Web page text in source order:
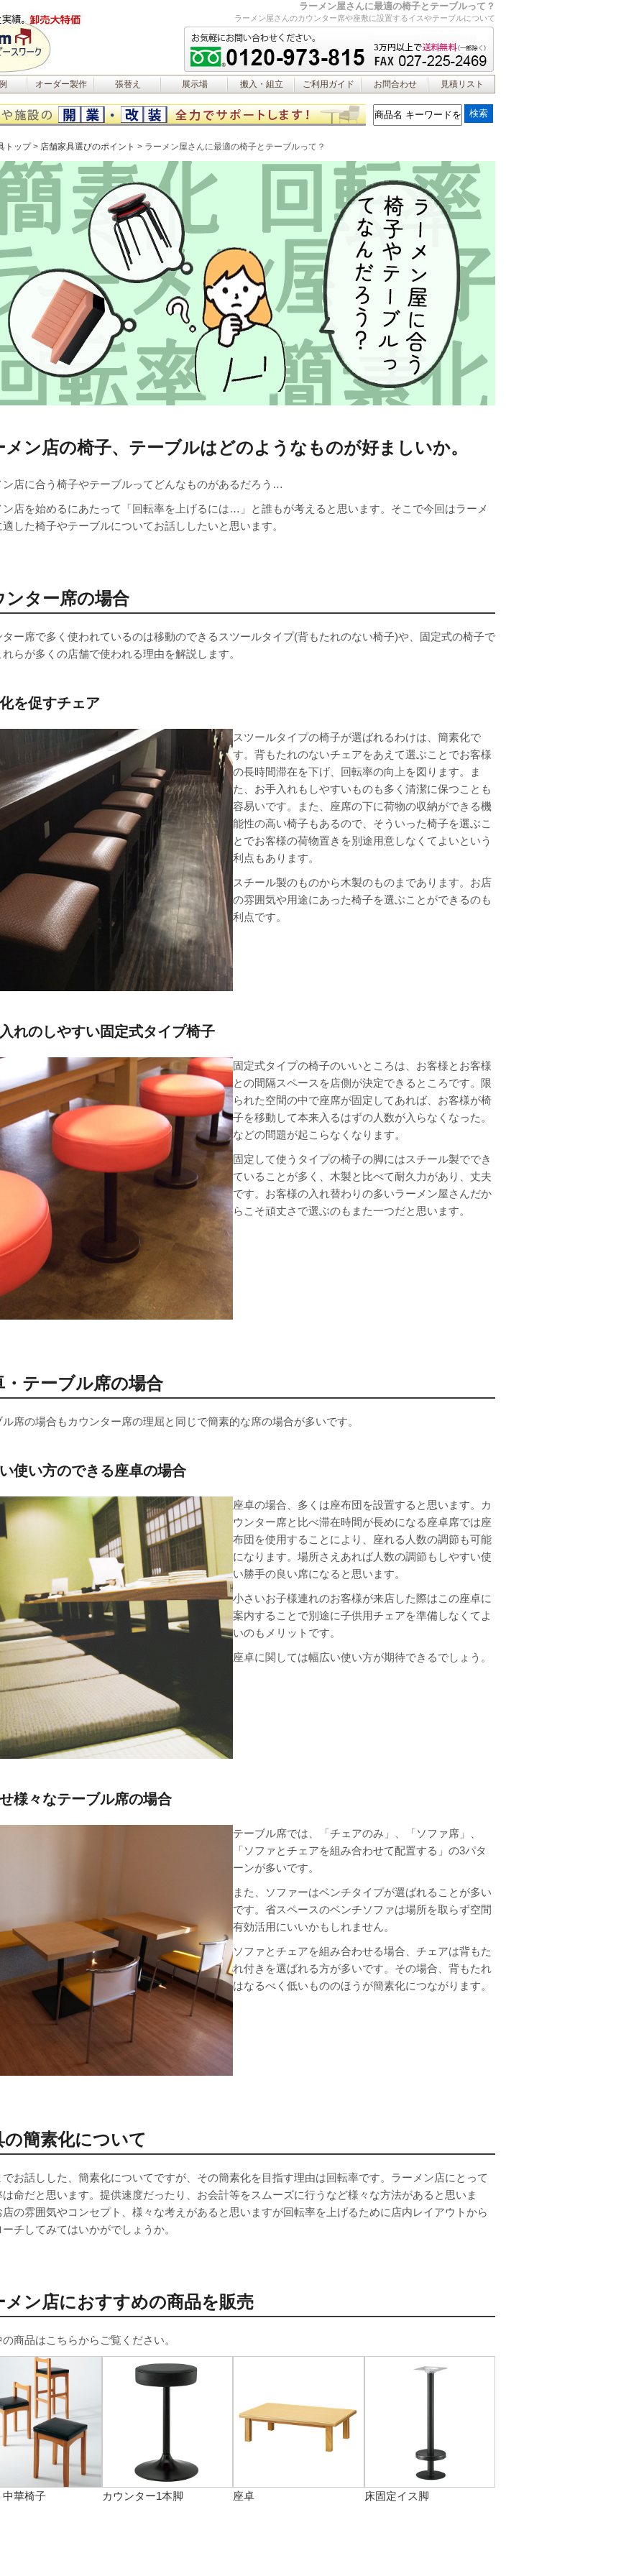
ラーメン屋さんに最適の椅子とテーブルって？
ラーメン屋さんのカウンター席や座敷に設置するイスやテーブルについて
オーダー製作 張替え 展示場 搬入・組立 ご利用ガイド お問合わせ 見積リスト
トップ> 店舗家具選びのポイント > ラーメン屋さんに最適の椅子とテーブルって？
メン店の椅子、テーブルはどのようなものが好ましいか。
ン店に合う椅子やテーブルってどんなものがあるだろう…
ン店を始めるにあたって「回転率を上げるには…」と誰もが考えると思います。そこで今回はラーメ
した椅子やテーブルについてお話ししたいと思います。
ンター席の場合
ター席で多く使われているのは移動のできるスツールタイプ(背もたれのない椅子)や、固定式の椅子で
らが多くの店舗で使われる理由を解説します。
を促すチェア
スツールタイプの椅子が選ばれるわけは、簡素化で
す。背もたれのないチェアをあえて選ぶことでお客様
の長時間滞在を下げ、回転率の向上を図ります。ま
た、お手入れもしやすいものも多く清潔に保つことも
容易いです。また、座席の下に荷物の収納ができる機
能性の高い椅子もあるので、そういった椅子を選ぶこ
とでお客様の荷物置きを別途用意しなくてよいという
利点もあります。
スチール製のものから木製のものまであります。お店
の雰囲気や用途にあった椅子を選ぶことができるのも
利点です。
れのしやすい固定式タイプ椅子
固定式タイプの椅子のいいところは、お客様とお客様
との間隔スペースを店側が決定できるところです。限
られた空間の中で座席が固定してあれば、お客様が椅
子を移動して本来入るはずの人数が入らなくなった。
などの問題が起こらなくなります。
固定して使うタイプの椅子の脚にはスチール製ででき
ていることが多く、木製と比べて耐久力があり、丈夫
です。お客様の入れ替わりの多いラーメン屋さんだか
らこそ頑丈さで選ぶのもまた一つだと思います。
・テーブル席の場合
席の場合もカウンター席の理屈と同じで簡素的な席の場合が多いです。
使い方のできる座卓の場合
座卓の場合、多くは座布団を設置すると思います。カ
ウンター席と比べ滞在時間が長めになる座卓席では座
布団を使用することにより、座れる人数の調節も可能
になります。場所さえあれば人数の調節もしやすい使
い勝手の良い席になると思います。
小さいお子様連れのお客様が来店した際はこの座卓に
案内することで別途に子供用チェアを準備しなくてよ
いのもメリットです。
座卓に関しては幅広い使い方が期待できるでしょう。
様々なテーブル席の場合
テーブル席では、「チェアのみ」、「ソファ席」、
「ソファとチェアを組み合わせて配置する」の3パタ
ーンが多いです。
また、ソファーはベンチタイプが選ばれることが多い
です。省スペースのベンチソファは場所を取らず空間
有効活用にいいかもしれません。
ソファとチェアを組み合わせる場合、チェアは背もた
れ付きを選ばれる方が多いです。その場合、背もたれ
はなるべく低いもののほうが簡素化につながります。
の簡素化について
でお話しした、簡素化についてですが、その簡素化を目指す理由は回転率です。ラーメン店にとって
は命だと思います。提供速度だったり、お会計等をスムーズに行うなど様々な方法があると思いま
店の雰囲気やコンセプト、様々な考えがあると思いますが回転率を上げるために店内レイアウトから
チしてみてはいかがでしょうか。
メン店におすすめの商品を販売
商品はこちらからご覧ください。
中華椅子 カウンター1本脚 座卓 床固定イス脚